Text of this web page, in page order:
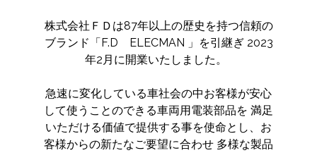
株式会社ＦＤは87年以上の歴史を持つ信頼の
ブランド「F.D ELECMAN 」を引継ぎ 2023
年2月に開業いたしました。
急速に変化している車社会の中お客様が安心
して使うことのできる車両用電装部品を 満足
いただける価値で提供する事を使命とし、お
客様からの新たなご要望に合わせ 多様な製品